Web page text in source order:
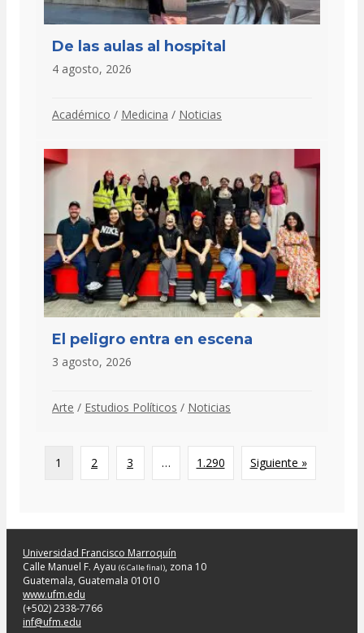
De las aulas al hospital
4 agosto, 2026
Académico / Medicina / Noticias
El peligro entra en escena
3 agosto, 2026
Arte / Estudios Políticos / Noticias
1 2 3 … 1.290 Siguiente »
Universidad Francisco Marroquín
Calle Manuel F. Ayau (6 Calle final), zona 10
Guatemala, Guatemala 01010
www.ufm.edu
(+502) 2338-7766
inf@ufm.edu